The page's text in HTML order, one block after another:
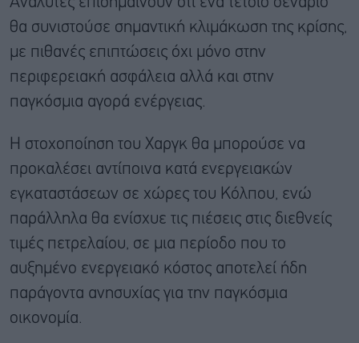
Αναλυτές επισημαίνουν ότι ένα τέτοιο σενάριο
θα συνιστούσε σημαντική κλιμάκωση της κρίσης,
με πιθανές επιπτώσεις όχι μόνο στην
περιφερειακή ασφάλεια αλλά και στην
παγκόσμια αγορά ενέργειας.
Η στοχοποίηση του Χαργκ θα μπορούσε να
προκαλέσει αντίποινα κατά ενεργειακών
εγκαταστάσεων σε χώρες του Κόλπου, ενώ
παράλληλα θα ενίσχυε τις πιέσεις στις διεθνείς
τιμές πετρελαίου, σε μια περίοδο που το
αυξημένο ενεργειακό κόστος αποτελεί ήδη
παράγοντα ανησυχίας για την παγκόσμια
οικονομία.